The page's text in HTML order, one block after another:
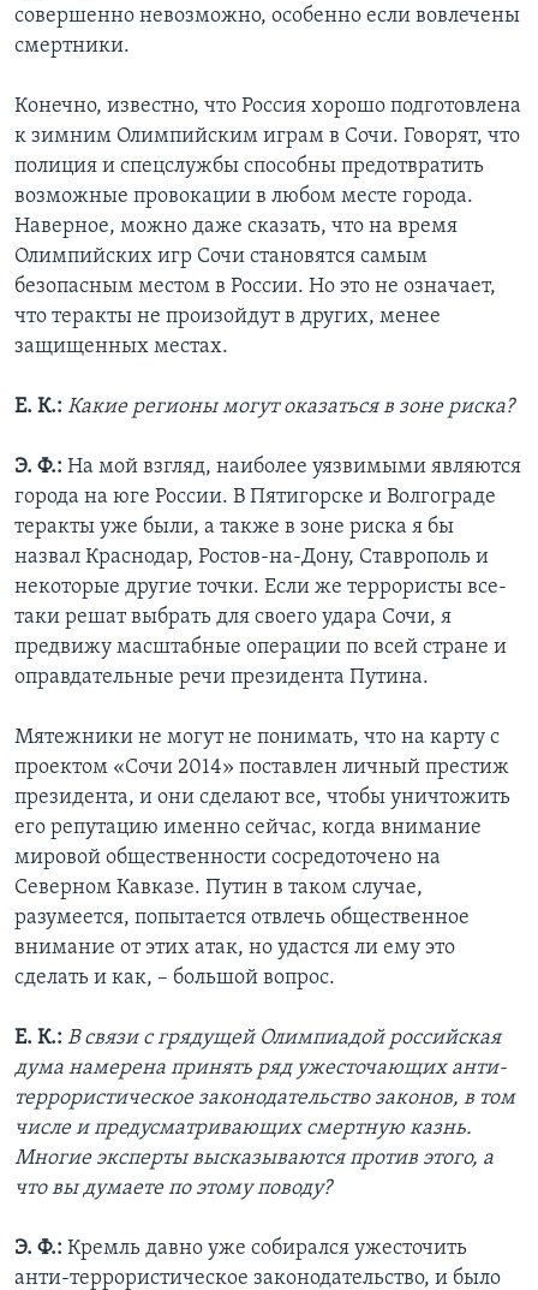
совершенно невозможно, особенно если вовлечены
смертники.
Конечно, известно, что Россия хорошо подготовлена
к зимним Олимпийским играм в Сочи. Говорят, что
полиция и спецслужбы способны предотвратить
возможные провокации в любом месте города.
Наверное, можно даже сказать, что на время
Олимпийских игр Сочи становятся самым
безопасным местом в России. Но это не означает,
что теракты не произойдут в других, менее
защищенных местах.
Е. К.: Какие регионы могут оказаться в зоне риска?
Э. Ф.: На мой взгляд, наиболее уязвимыми являются
города на юге России. В Пятигорске и Волгограде
теракты уже были, а также в зоне риска я бы
назвал Краснодар, Ростов-на-Дону, Ставрополь и
некоторые другие точки. Если же террористы все-
таки решат выбрать для своего удара Сочи, я
предвижу масштабные операции по всей стране и
оправдательные речи президента Путина.
Мятежники не могут не понимать, что на карту с
проектом «Сочи 2014» поставлен личный престиж
президента, и они сделают все, чтобы уничтожить
его репутацию именно сейчас, когда внимание
мировой общественности сосредоточено на
Северном Кавказе. Путин в таком случае,
разумеется, попытается отвлечь общественное
внимание от этих атак, но удастся ли ему это
сделать и как, – большой вопрос.
Е. К.: В связи с грядущей Олимпиадой российская
дума намерена принять ряд ужесточающих анти-
террористическое законодательство законов, в том
числе и предусматривающих смертную казнь.
Многие эксперты высказываются против этого, а
что вы думаете по этому поводу?
Э. Ф.: Кремль давно уже собирался ужесточить
анти-террористическое законодательство, и было